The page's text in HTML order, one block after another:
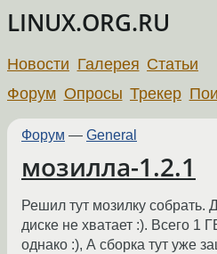
LINUX.ORG.RU
Новости Галерея Статьи
Форум Опросы Трекер
Форум — General
мозилла-1.2.1
Решил тут мозилку собрать.
диске не хватает :). Всего 1
однако :), А сборка тут уже